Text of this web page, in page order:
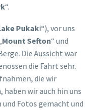
“.
Pukaki“), vor uns
Mount Sefton“ und
Die Aussicht war
die Fahrt sehr.
die wir
wir auch hin uns
und Fotos gemacht und